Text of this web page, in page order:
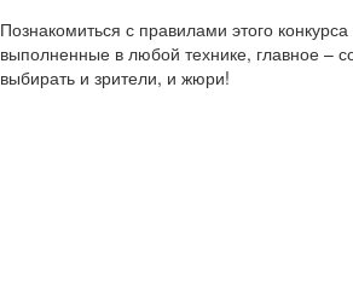
Познакомиться с правилами этого
выполненные в любой технике, главное –
выбирать и зрители, и жюри!